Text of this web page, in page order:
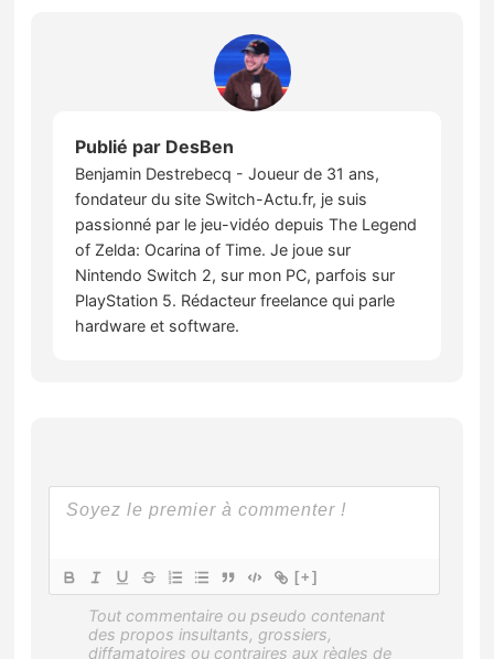
Publié par DesBen
Benjamin Destrebecq - Joueur de 31 ans,
fondateur du site Switch-Actu.fr, je suis
passionné par le jeu-vidéo depuis The Legend
of Zelda: Ocarina of Time. Je joue sur
Nintendo Switch 2, sur mon PC, parfois sur
PlayStation 5. Rédacteur freelance qui parle
hardware et software.
[+]